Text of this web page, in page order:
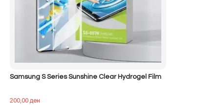
Samsung S Series Sunshine Clear Hydrogel Film
200,00ден